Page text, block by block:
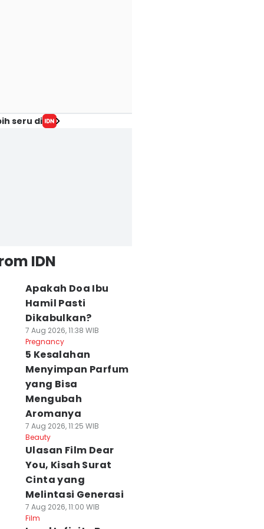
seru di
IDN
Apakah Doa Ibu
Hamil Pasti
Dikabulkan?
7 Aug 2026, 11:38 WIB
Pregnancy
5 Kesalahan
Menyimpan Parfum
yang Bisa
Mengubah
Aromanya
7 Aug 2026, 11:25 WIB
Beauty
Ulasan Film Dear
You, Kisah Surat
Cinta yang
Melintasi Generasi
7 Aug 2026, 11:00 WIB
Film